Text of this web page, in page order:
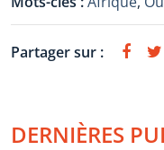
Partager sur :
DERNIÈRES